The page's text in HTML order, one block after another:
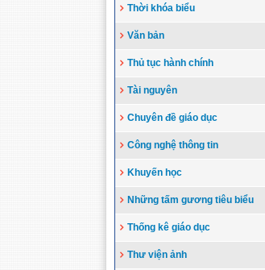
Thời khóa biểu
Văn bản
Thủ tục hành chính
Tài nguyên
Chuyên đề giáo dục
Công nghệ thông tin
Khuyến học
Những tấm gương tiêu biểu
Thống kê giáo dục
Thư viện ảnh